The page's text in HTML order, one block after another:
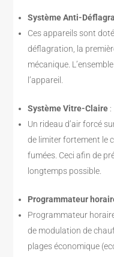
Système Anti-
Ces appareils sont
déflagration, la
mécanique.
l’appareil.
Système Vitre-Claire :
Un rideau d’air forcé
de limiter fortement le
fumées. Ceci afin de
longtemps possible.
Programmateur
Programmateur
de modulation de
plages économique